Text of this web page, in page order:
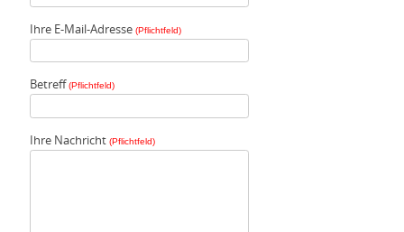
Ihre E-Mail-Adresse (Pflichtfeld)
Betreff(Pflichtfeld)
Ihre Nachricht (Pflichtfeld)